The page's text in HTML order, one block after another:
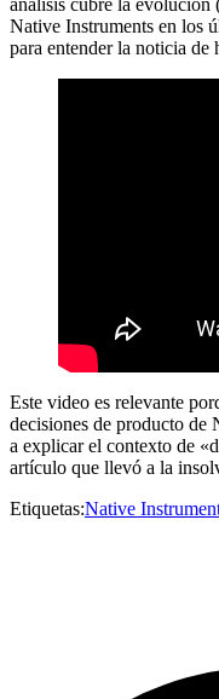
análisis cubre la evolución
Native Instruments en los
para entender la noticia de
Este video es relevante
decisiones de producto de
a explicar el contexto de
artículo que llevó a la
Etiquetas:Native